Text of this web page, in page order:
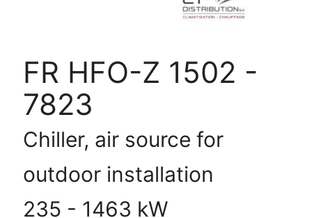
FR HFO-Z 1502 -
7823
Chiller, air source for
outdoor installation
235 - 1463 kW